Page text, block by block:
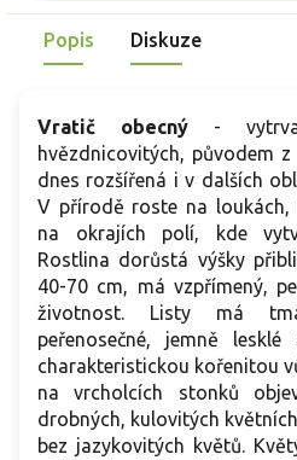
teplých a dobře propustných
Popis Diskuze
Vratič obecný -
hvězdnicovitých, původem
dnes rozšířená i v dalších
V přírodě roste na loukách,
na okrajích polí, kde
Rostlina dorůstá výšky
40-70 cm, má vzpřímený,
životnost. Listy má
peřenosečné, jemně
charakteristickou kořenitou
na vrcholcích stonků
drobných, kulovitých
bez jazykovitých květů.